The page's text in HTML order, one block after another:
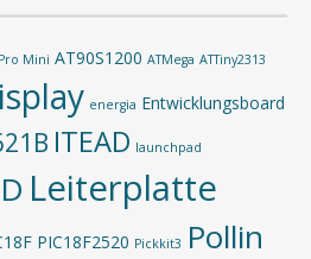
Mini AT90S1200 ATMega ATTiny2313
energia Entwicklungsboard
ITEAD launchpad
Leiterplatte
PIC18F2520 Pickkit3 Pollin